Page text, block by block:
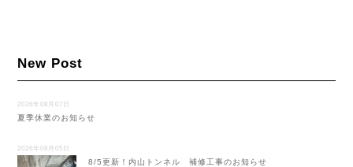
New Post
2026年08月07日
夏季休業のお知らせ
2026年08月05日
8/5更新！内山トンネル 補修工事のお知らせ